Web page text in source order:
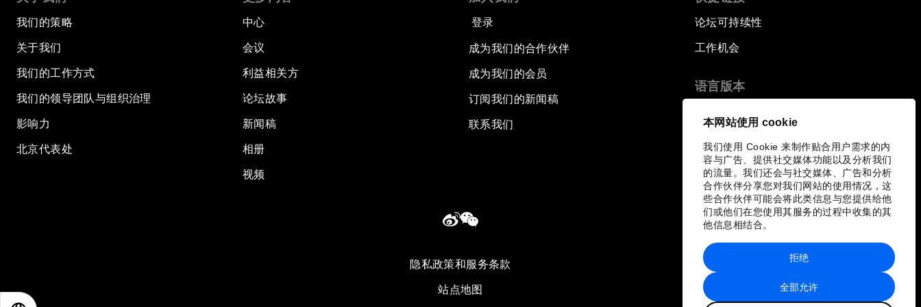
本网站使用 cookie
我们使用 Cookie 来制作贴合用户需求的内
容与广告、提供社交媒体功能以及分析我们
的流量。我们还会与社交媒体、广告和分析
合作伙伴分享您对我们网站的使用情况，这
些合作伙伴可能会将此类信息与您提供给他
们或他们在您使用其服务的过程中收集的其
他信息相结合。
全部允许
拒绝
我们的策略
关于我们
我们的工作方式
我们的领导团队与组织治理
影响力
北京代表处
中心
会议
利益相关方
论坛故事
新闻稿
相册
视频
登录
成为我们的合作伙伴
成为我们的会员
订阅我们的新闻稿
联系我们
论坛可持续性
工作机会
语言版本
隐私政策和服务条款
站点地图